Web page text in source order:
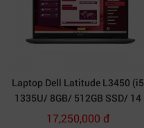
Laptop Dell Latitude L3450 (i5
1335U/ 8GB/ 512GB SSD/ 14
inch FHD/ Win11/ Black/ 1Y)
17,250,000 đ